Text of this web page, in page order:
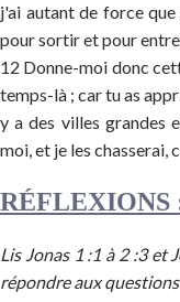
j'ai autant de force
pour sortir et pour
12 Donne-moi donc
temps-là ; car tu as
y a des villes grandes
moi, et je les chasserai,
RÉFLEXIONS
Lis Jonas 1 :1 à 2 :3 et
répondre aux questions